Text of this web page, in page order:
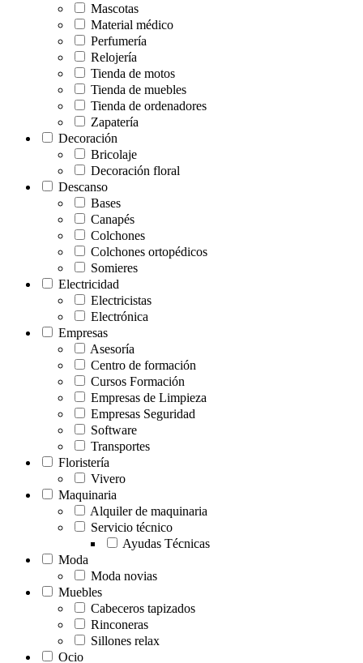
Mascotas
Material médico
Perfumería
Relojería
Tienda de motos
Tienda de muebles
Tienda de ordenadores
Zapatería
Decoración
Bricolaje
Decoración floral
Descanso
Bases
Canapés
Colchones
Colchones ortopédicos
Somieres
Electricidad
Electricistas
Electrónica
Empresas
Asesoría
Centro de formación
Cursos Formación
Empresas de Limpieza
Empresas Seguridad
Software
Transportes
Floristería
Vivero
Maquinaria
Alquiler de maquinaria
Servicio técnico
Ayudas Técnicas
Moda
Moda novias
Muebles
Cabeceros tapizados
Rinconeras
Sillones relax
Ocio